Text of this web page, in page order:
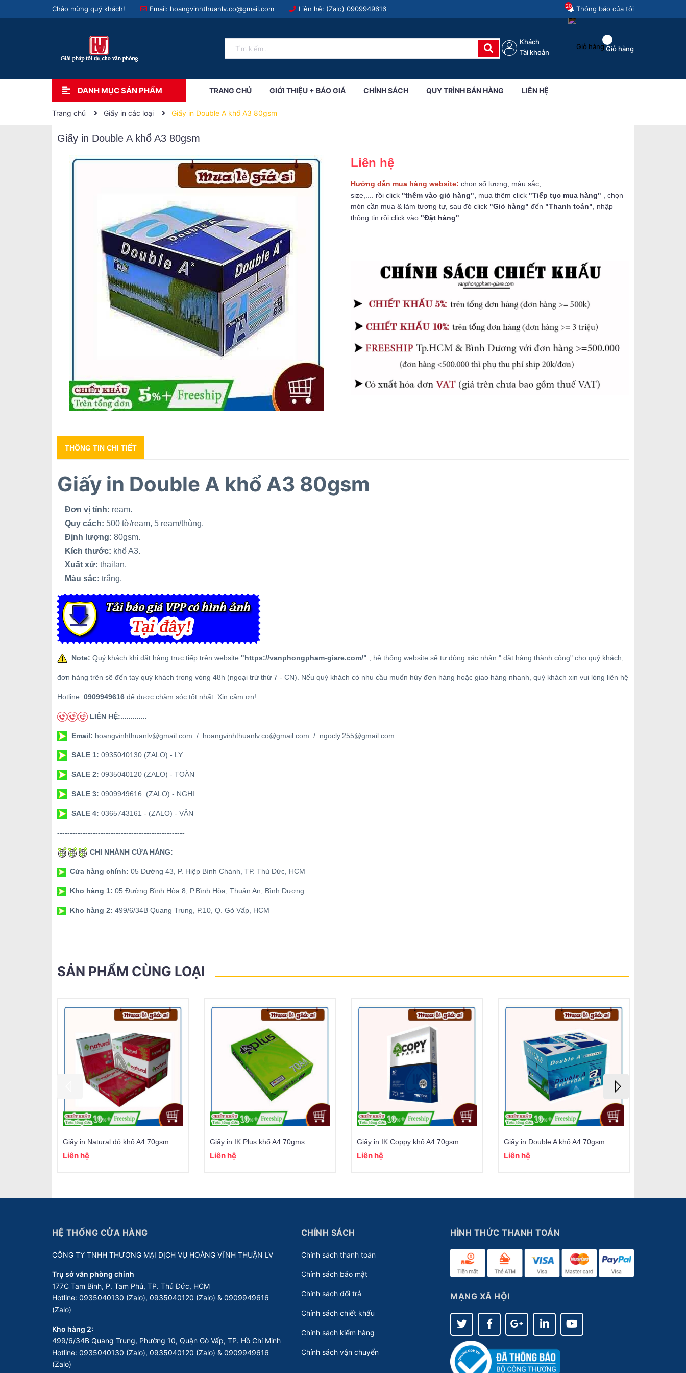
Chào mừng quý khách! Email: hoangvinhthuanlv.co@gmail.com Liên hệ: (Zalo) 0909949616 Thông báo của tôi
20
Giỏ hàng
Khách
Tài khoản
DANH MỤC SẢN PHẨM TRANG CHỦ GIỚI THIỆU + BÁO GIÁ CHÍNH SÁCH QUY TRÌNH BÁN HÀNG LIÊN HỆ
Trang chủ Giấy in các loại Giấy in Double A khổ A3 80gsm
Giấy in Double A khổ A3 80gsm
Liên hệ
Hướng dẫn mua hàng website: chọn số lượng, màu sắc,
size,.... rồi click "thêm vào giỏ hàng", mua thêm click "Tiếp tục mua hàng" , chọn
món cần mua & làm tương tự, sau đó click "Giỏ hàng" đến "Thanh toán" , nhập
thông tin rồi click vào "Đặt hàng"
THÔNG TIN CHI TIẾT
Giấy in Double A khổ A3 80gsm
Đơn vị tính: ream.
Quy cách: 500 tờ/ream, 5 ream/thùng.
Định lượng: 80gsm.
Kích thước: khổ A3.
Xuất xứ: thailan.
Màu sắc: trắng.
Note: Quý khách khi đặt hàng trực tiếp trên website "https://vanphongpham-giare.com/" , hệ thống website sẽ tự động xác nhận " đặt hàng thành công" cho quý khách,
đơn hàng trên sẽ đến tay quý khách trong vòng 48h (ngoại trừ thứ 7 - CN). Nếu quý khách có nhu cầu muốn hủy đơn hàng hoặc giao hàng nhanh, quý khách xin vui lòng liên hệ
Hotline: 0909949616 để được chăm sóc tốt nhất. Xin cảm ơn!
LIÊN HỆ:.............
Email: hoangvinhthuanlv@gmail.com / hoangvinhthuanlv.co@gmail.com / ngocly.255@gmail.com
SALE 1: 0935040130 (ZALO) - LY
SALE 2: 0935040120 (ZALO) - TOÀN
SALE 3: 0909949616 (ZALO) - NGHI
SALE 4: 0365743161 - (ZALO) - VÂN
--------------------------------------------------
CHI NHÁNH CỬA HÀNG:
Cửa hàng chính: 05 Đường 43, P. Hiệp Bình Chánh, TP. Thủ Đức, HCM
Kho hàng 1: 05 Đường Bình Hòa 8, P.Bình Hòa, Thuận An, Bình Dương
Kho hàng 2: 499/6/34B Quang Trung, P.10, Q. Gò Vấp, HCM
SẢN PHẨM CÙNG LOẠI
Giấy in Natural đỏ khổ A4 70gsm
Liên hệ
Giấy in IK Plus khổ A4 70gms
Liên hệ
Giấy in IK Coppy khổ A4 70gsm
Liên hệ
Giấy in Double A khổ A4 70gsm
Liên hệ
HỆ THỐNG CỬA HÀNG
CÔNG TY TNHH THƯƠNG MẠI DỊCH VỤ HOÀNG VĨNH THUẬN LV
Trụ sở văn phòng chính
177C Tam Bình, P. Tam Phú, TP. Thủ Đức, HCM
Hotline: 0935040130 (Zalo), 0935040120 (Zalo) & 0909949616
(Zalo)
Kho hàng 2:
499/6/34B Quang Trung, Phường 10, Quận Gò Vấp, TP. Hồ Chí Minh
Hotline: 0935040130 (Zalo), 0935040120 (Zalo) & 0909949616
(Zalo)
CHÍNH SÁCH
Chính sách thanh toán
Chính sách bảo mật
Chính sách đổi trả
Chính sách chiết khấu
Chính sách kiểm hàng
Chính sách vận chuyển
HÌNH THỨC THANH TOÁN
MẠNG XÃ HỘI